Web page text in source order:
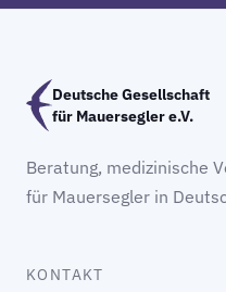
Deutsche Gesellschaft
für Mauersegler e.V.
Beratung, medizinische
für Mauersegler in
KONTAKT